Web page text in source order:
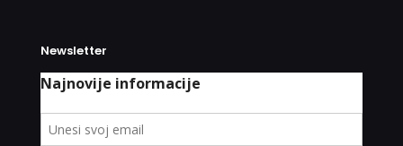
Newsletter